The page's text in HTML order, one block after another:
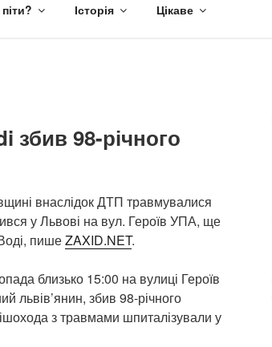
Історія Цікаве
збив 98-річного
внаслідок ДТП травмувалися
у Львові на вул. Героїв УПА, ще
пишеZAXID.NET.
близько 15:00 на вулиці Героїв
львів’янин, збив 98-річного
з травмами шпиталізували у